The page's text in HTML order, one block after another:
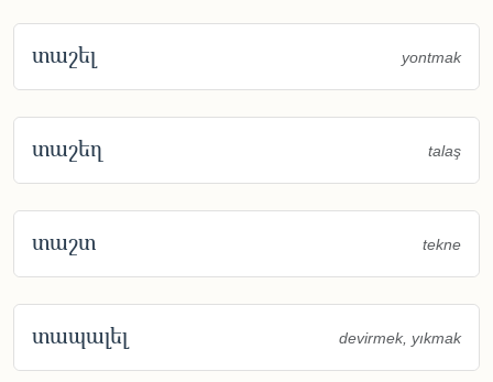
տաշել yontmak
տաշեղ talaş
տաշտ tekne
տապալել devirmek, yıkmak